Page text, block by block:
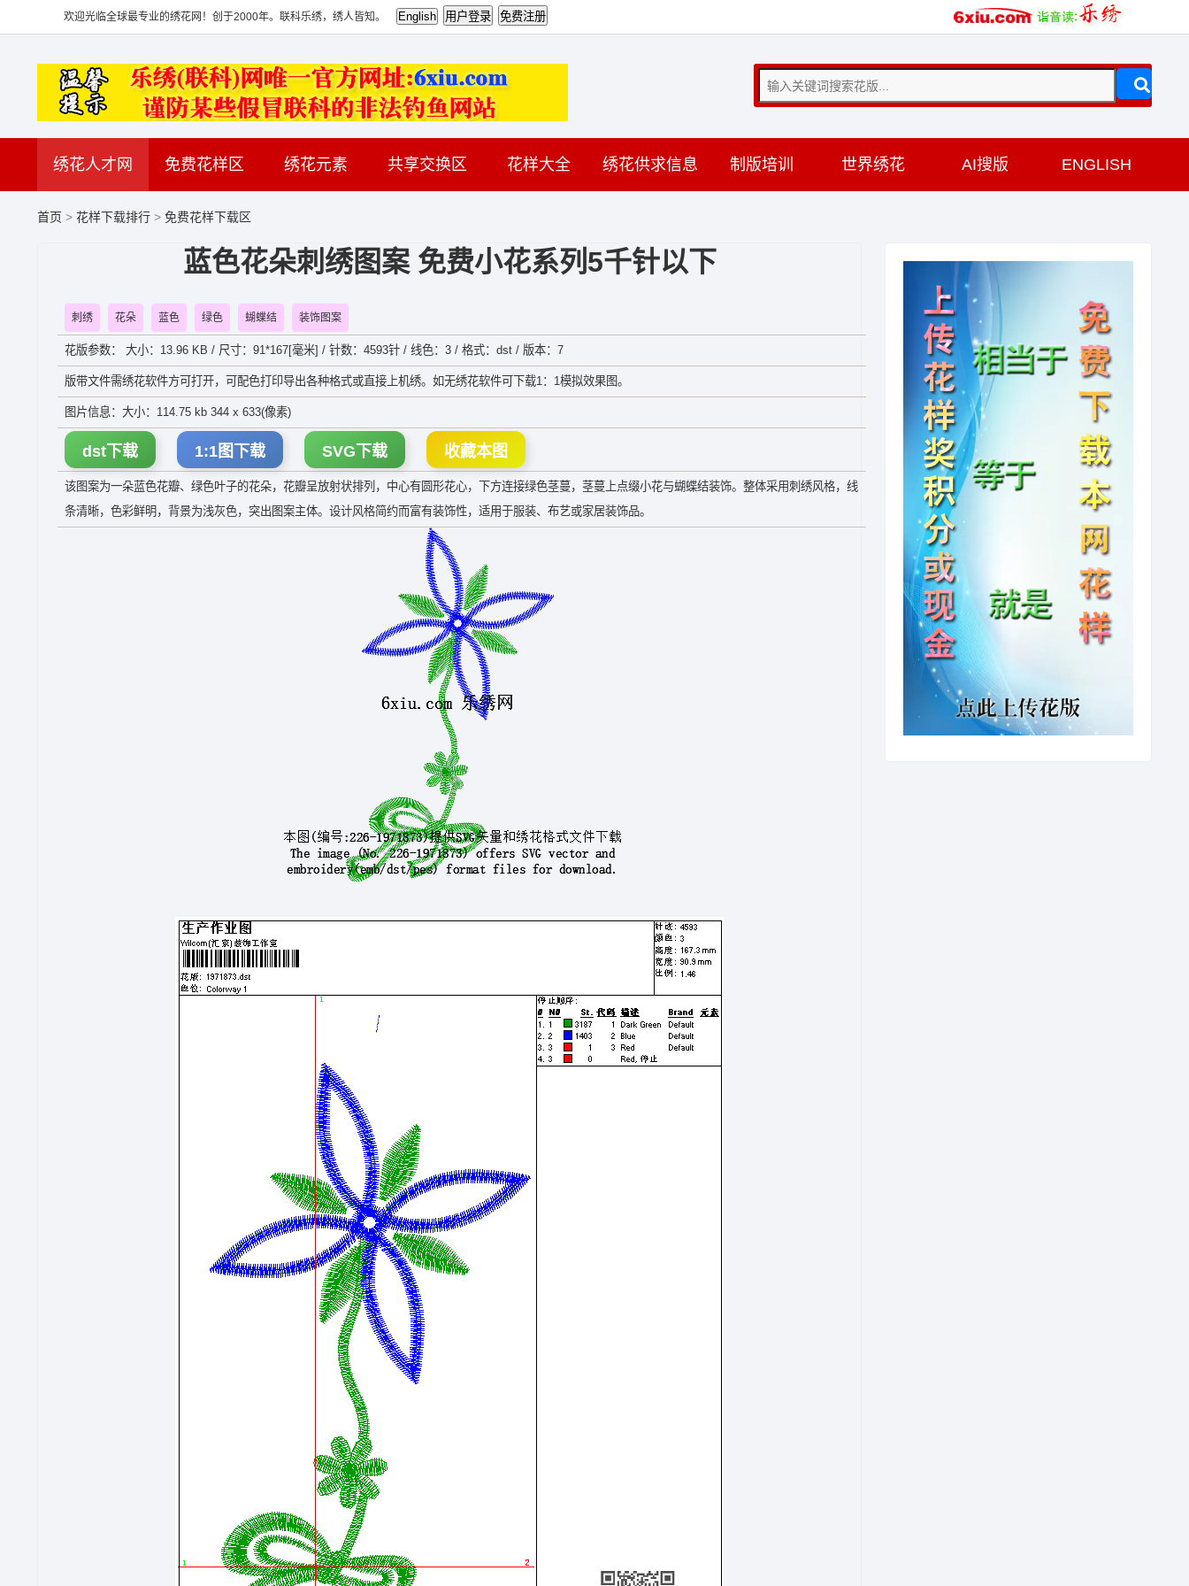
欢迎光临全球最专业的绣花网！创于2000年。联科乐绣，绣人皆知。
绣花人才网 免费花样区 绣花元素 共享交换区 花样大全 绣花供求信息 制版培训 世界绣花 AI搜版 ENGLISH
首页 > 花样下载排行 > 免费花样下载区
蓝色花朵刺绣图案 免费小花系列5千针以下
刺绣 花朵 蓝色 绿色 蝴蝶结 装饰图案
花版参数： 大小：13.96 KB / 尺寸：91*167[毫米] / 针数：4593针 / 线色：3 / 格式：dst / 版本：7
版带文件需绣花软件方可打开，可配色打印导出各种格式或直接上机绣。如无绣花软件可下载1：1模拟效果图。
图片信息：大小：114.75 kb 344 x 633(像素)
dst下载 1:1图下载 SVG下载 收藏本图
该图案为一朵蓝色花瓣、绿色叶子的花朵，花瓣呈放射状排列，中心有圆形花心，下方连接绿色茎蔓，茎蔓上点缀小花与蝴蝶结装饰。整体采用刺绣风格，线
条清晰，色彩鲜明，背景为浅灰色，突出图案主体。设计风格简约而富有装饰性，适用于服装、布艺或家居装饰品。